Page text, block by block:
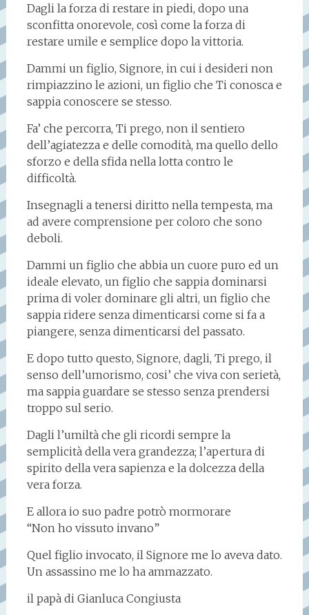
Dagli la forza di restare in piedi, dopo una
sconfitta onorevole, così come la forza di
restare umile e semplice dopo la vittoria.
Dammi un figlio, Signore, in cui i desideri non
rimpiazzino le azioni, un figlio che Ti conosca e
sappia conoscere se stesso.
Fa’ che percorra, Ti prego, non il sentiero
dell’agiatezza e delle comodità, ma quello dello
sforzo e della sfida nella lotta contro le
difficoltà.
Insegnagli a tenersi diritto nella tempesta, ma
ad avere comprensione per coloro che sono
deboli.
Dammi un figlio che abbia un cuore puro ed un
ideale elevato, un figlio che sappia dominarsi
prima di voler dominare gli altri, un figlio che
sappia ridere senza dimenticarsi come si fa a
piangere, senza dimenticarsi del passato.
E dopo tutto questo, Signore, dagli, Ti prego, il
senso dell’umorismo, cosi’ che viva con serietà,
ma sappia guardare se stesso senza prendersi
troppo sul serio.
Dagli l’umiltà che gli ricordi sempre la
semplicità della vera grandezza; l’apertura di
spirito della vera sapienza e la dolcezza della
vera forza.
E allora io suo padre potrò mormorare
“Non ho vissuto invano”
Quel figlio invocato, il Signore me lo aveva dato.
Un assassino me lo ha ammazzato.
il papà di Gianluca Congiusta